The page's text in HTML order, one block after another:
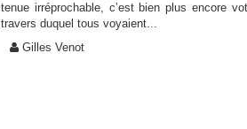
tenue irréprochable, c’est bien plus encore
travers duquel tous voyaient...
Gilles Venot